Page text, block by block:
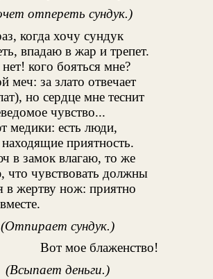
отпереть сундук.)
когда хочу сундук
впадаю в жар и трепет.
кого бояться мне?
меч: за злато отвечает
но сердце мне теснит
чувство...
медики: есть люди,
приятность.
в замок влагаю, то же
что чувствовать должны
в жертву нож: приятно
(Отпирает сундук.)
Вот мое блаженство!
(Всыпает деньги.)